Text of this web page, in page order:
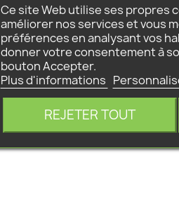
Ce site Web utilise ses propres
améliorer nos services et vous
préférences en analysant vos
donner votre consentement à
bouton Accepter.
Plus d'informations
REJETER TOUT